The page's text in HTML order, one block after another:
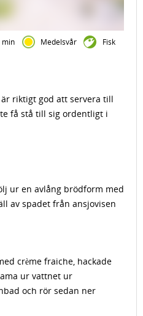
min Medelsvår Fisk
riktigt god att servera till
få stå till sig ordentligt i
ur en avlång brödform med
av spadet från ansjovisen
crème fraiche, hackade
ur vattnet ur
och rör sedan ner